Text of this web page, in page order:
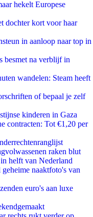
hekelt Europese
dochter kort voor haar
in aanloop naar top in
besmet na verblijf in
wandelen: Steam heeft
of bepaal je zelf
kinderen in Gaza
contracten: Tot €1,20 per
raken blut
helft van Nederland
naaktfoto's van
euro's aan luxe